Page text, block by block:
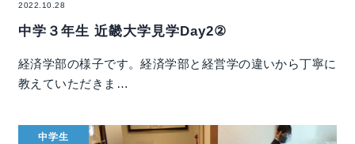
2022.10.28
中学３年生 近畿大学見学Day2②
経済学部の様子です。経済学部と経営学の違いから丁寧に
教えていただきま…
中学生